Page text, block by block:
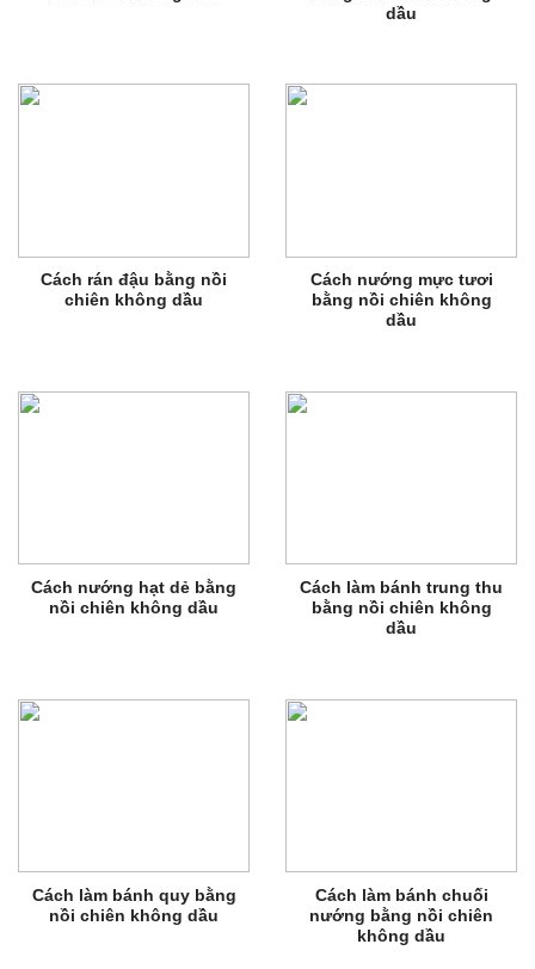
dầu
Cách rán đậu bằng nồi
chiên không dầu
Cách nướng mực tươi
bằng nồi chiên không
dầu
Cách nướng hạt dẻ bằng
nồi chiên không dầu
Cách làm bánh trung thu
bằng nồi chiên không
dầu
Cách làm bánh quy bằng
nồi chiên không dầu
Cách làm bánh chuối
nướng bằng nồi chiên
không dầu